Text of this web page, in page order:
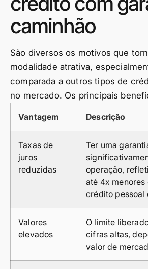
caminhão
São diversos os motivos que
modalidade atrativa,
comparada a outros tipos de
no mercado. Os principais
Vantagem Descrição
Taxas de
juros
reduzidas
Ter uma
operação,
até 4x menores
crédito pessoal
Valores
elevados
O limite
cifras altas,
valor de